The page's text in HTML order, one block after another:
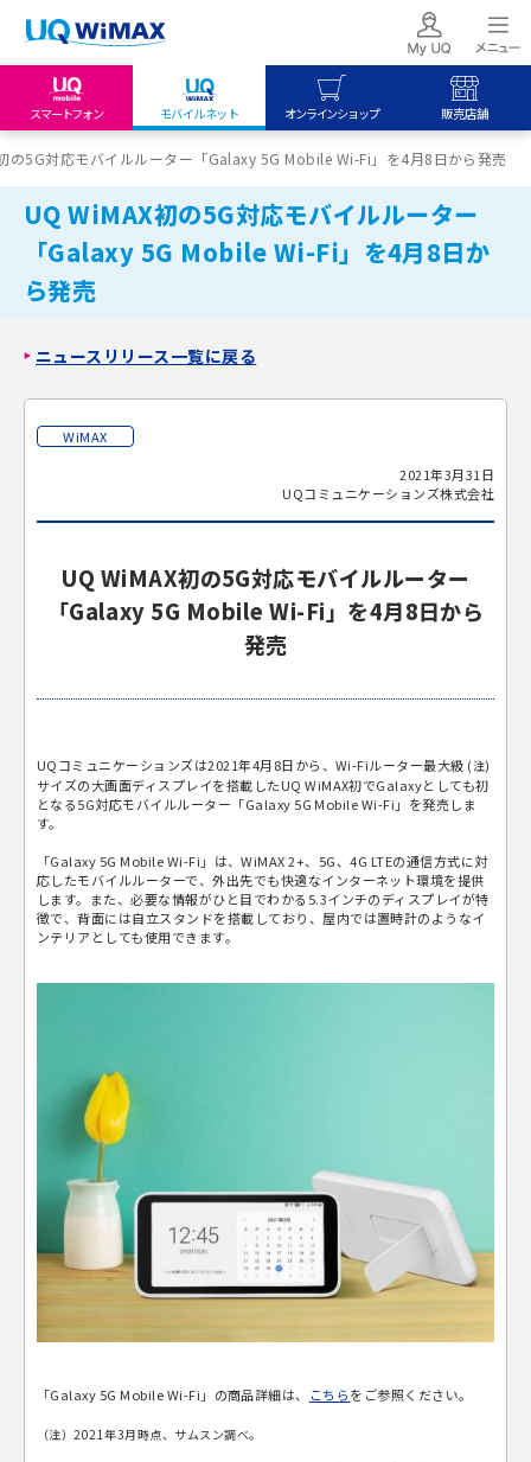
スマートフォン モバイルネット オンラインショップ 販売店舗
my UQ WiMAX
UQ WiMAX ご契約の方
My UQ mobile
UQ mobile ご契約の方
UQ mobile
オンラインショップ
UQ WiMAX
オンラインショップ
UQ mobile
販売店舗
UQ WiMAX
販売店舗
の5G対応モバイルルーター「Galaxy 5G Mobile Wi-Fi」を4月8日から発売
UQ WiMAX初の5G対応モバイルルーター
「Galaxy 5G Mobile Wi-Fi」を4月8日か
ら発売
ニュースリリース一覧に戻る
WiMAX
2021年3月31日
UQコミュニケーションズ株式会社
UQ WiMAX初の5G対応モバイルルーター
「Galaxy 5G Mobile Wi-Fi」を4月8日から
発売
UQコミュニケーションズは2021年4月8日から、Wi-Fiルーター最大級 (注)
サイズの大画面ディスプレイを搭載したUQ WiMAX初でGalaxyとしても初
となる5G対応モバイルルーター「Galaxy 5G Mobile Wi-Fi」を発売しま
す。
「Galaxy 5G Mobile Wi-Fi」は、WiMAX 2+、5G、4G LTEの通信方式に対
応したモバイルルーターで、外出先でも快適なインターネット環境を提供
します。また、必要な情報がひと目でわかる5.3インチのディスプレイが特
徴で、背面には自立スタンドを搭載しており、屋内では置時計のようなイ
ンテリアとしても使用できます。
「Galaxy 5G Mobile Wi-Fi」の商品詳細は、 こちらをご参照ください。
（注）2021年3月時点、サムスン調べ。